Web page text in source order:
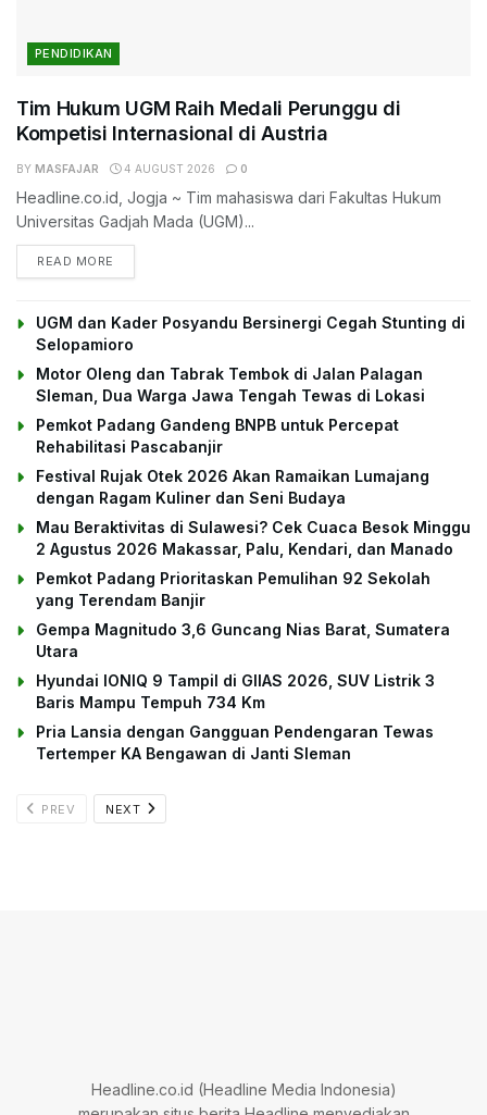
PENDIDIKAN
Tim Hukum UGM Raih Medali Perunggu di
Kompetisi Internasional di Austria
BY MASFAJAR 4 AUGUST 2026 0
Headline.co.id, Jogja ~ Tim mahasiswa dari Fakultas Hukum
Universitas Gadjah Mada (UGM)...
READ MORE
UGM dan Kader Posyandu Bersinergi Cegah Stunting di
Selopamioro
Motor Oleng dan Tabrak Tembok di Jalan Palagan
Sleman, Dua Warga Jawa Tengah Tewas di Lokasi
Pemkot Padang Gandeng BNPB untuk Percepat
Rehabilitasi Pascabanjir
Festival Rujak Otek 2026 Akan Ramaikan Lumajang
dengan Ragam Kuliner dan Seni Budaya
Mau Beraktivitas di Sulawesi? Cek Cuaca Besok Minggu
2 Agustus 2026 Makassar, Palu, Kendari, dan Manado
Pemkot Padang Prioritaskan Pemulihan 92 Sekolah
yang Terendam Banjir
Gempa Magnitudo 3,6 Guncang Nias Barat, Sumatera
Utara
Hyundai IONIQ 9 Tampil di GIIAS 2026, SUV Listrik 3
Baris Mampu Tempuh 734 Km
Pria Lansia dengan Gangguan Pendengaran Tewas
Tertemper KA Bengawan di Janti Sleman
PREV NEXT
Headline.co.id (Headline Media Indonesia)